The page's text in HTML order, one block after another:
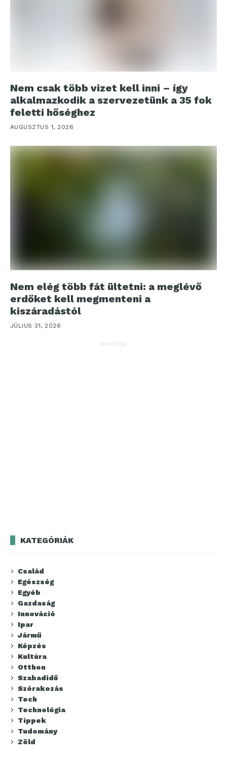
Nem csak több vizet kell inni – így
alkalmazkodik a szervezetünk a 35 fok
feletti hőséghez
AUGUSZTUS 1, 2026
Nem elég több fát ültetni: a meglévő
erdőket kell megmenteni a
kiszáradástól
JÚLIUS 31, 2026
HIRDETÉS
KATEGÓRIÁK
Család
Egészség
Egyéb
Gazdaság
Innováció
Ipar
Jármű
Képzés
Kultúra
Otthon
Szabadidő
Szórakozás
Tech
Technológia
Tippek
Tudomány
Zöld